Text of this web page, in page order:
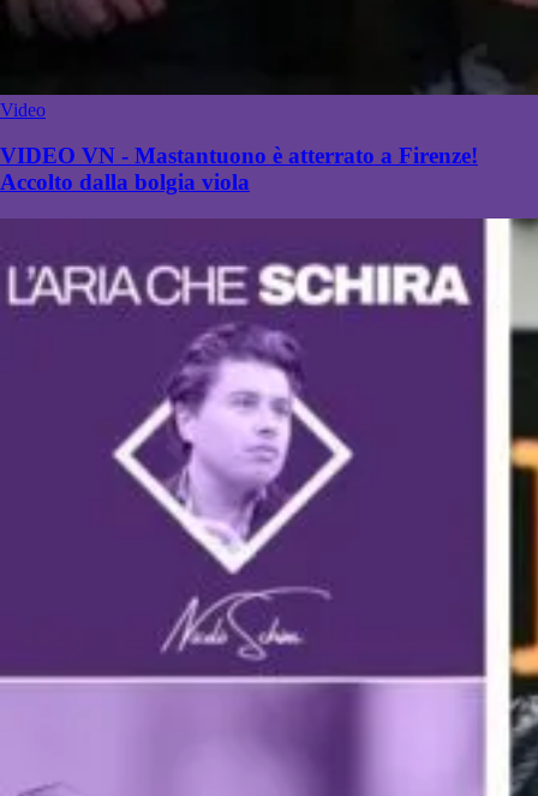
Video
VIDEO VN - Mastantuono è atterrato a Firenze!
Accolto dalla bolgia viola